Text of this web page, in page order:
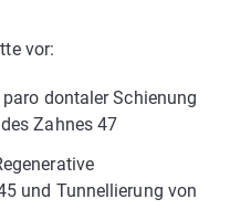
vor:
dontaler Schienung
Zahnes 47
und Tunnellierung von